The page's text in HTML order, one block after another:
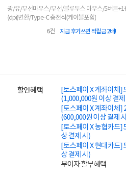
광/유/무선마우스/무선/블루투스 마우스/5버튼+1
(dpi)변환/Type-C 충전식(케이블포함)
6건 지금 후기쓰면 적립금 2배!
할인혜택
[토스페이 X 계좌이체]
(1,000,000원 이상 결제
[토스페이 X 계좌이체]
(600,000원 이상 결제
[토스페이 X 농협카드]
상 결제 시)
[토스페이 X 현대카드]
상 결제 시)
무이자 할부혜택